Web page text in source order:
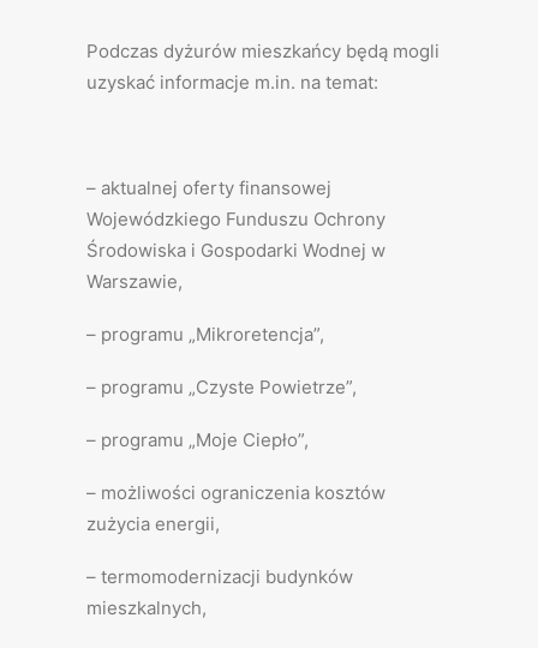
Podczas dyżurów mieszkańcy będą mogli
uzyskać informacje m.in. na temat:
– aktualnej oferty finansowej
Wojewódzkiego Funduszu Ochrony
Środowiska i Gospodarki Wodnej w
Warszawie,
– programu „Mikroretencja”,
– programu „Czyste Powietrze”,
– programu „Moje Ciepło”,
– możliwości ograniczenia kosztów
zużycia energii,
– termomodernizacji budynków
mieszkalnych,